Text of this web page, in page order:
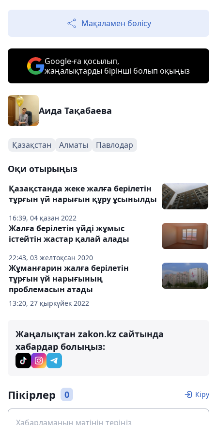
Мақаламен бөлісу
Google-ға қосылып,
жаңалықтарды бірінші болып оқыңыз
Аида Тақабаева
Қазақстан Алматы Павлодар
Оқи отырыңыз
16:39, 04 қазан 2022
Қазақстанда жеке жалға берілетін
тұрғын үй нарығын құру ұсынылды
22:43, 03 желтоқсан 2020
Жалға берілетін үйді жұмыс
істейтін жастар қалай алады
13:20, 27 қыркүйек 2022
Жұманғарин жалға берілетін
тұрғын үй нарығының
проблемасын атады
Жаңалықтан zakon.kz сайтында
хабардар болыңыз:
Пікірлер 0 Кіру